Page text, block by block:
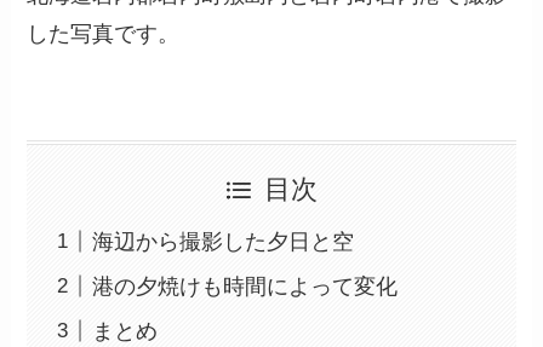
した写真です。
目次
海辺から撮影した夕日と空
港の夕焼けも時間によって変化
まとめ